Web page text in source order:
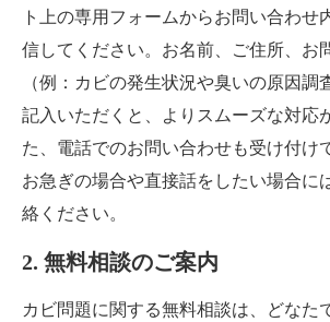
ト上の専用フォームからお問い合わせ
信してください。お名前、ご住所、お
（例：カビの発生状況や臭いの原因調
記入いただくと、よりスムーズな対応
た、電話でのお問い合わせも受け付け
お急ぎの場合や直接話をしたい場合に
絡ください。
2. 無料相談のご案内
カビ問題に関する無料相談は、どなた